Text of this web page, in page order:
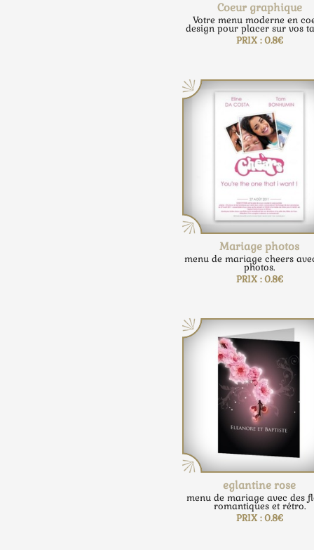
Coeur graphique
Votre menu moderne en
design pour placer sur vos
PRIX : 0.8€
Mariage photos
menu de mariage cheers
photos.
PRIX : 0.8€
eglantine rose
menu de mariage avec des
romantiques et rétro.
PRIX : 0.8€